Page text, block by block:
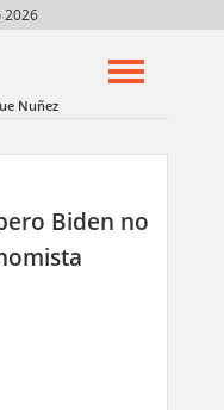
2026
Nuñez
Biden no